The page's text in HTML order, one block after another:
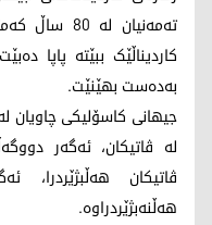
تەمەنیان
بەدەست بهێنێت.
جیهانی کاسۆلیکی
ڤاتیکان
هەڵنەبژێردراوە.